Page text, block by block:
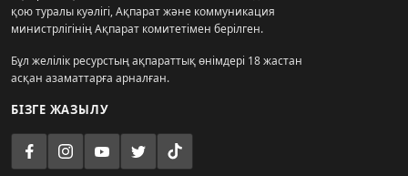
қою туралы куәлігі, Ақпарат және коммуникация
министрлігінің Ақпарат комитетімен берілген.
Бұл желілік ресурстың ақпараттық өнімдері 18 жастан
асқан азаматтарға арналған.
БІЗГЕ ЖАЗЫЛУ